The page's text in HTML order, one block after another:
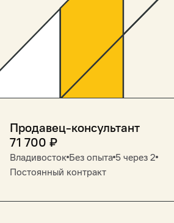
Продавец-консультант
71 700 ₽
Владивосток Без опыта 5 через 2
Постоянный контракт